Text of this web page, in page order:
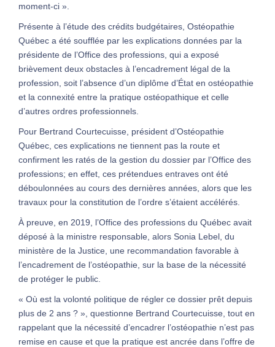
moment-ci ».
Présente à l’étude des crédits budgétaires, Ostéopathie
Québec a été soufflée par les explications données par la
présidente de l’Office des professions, qui a exposé
brièvement deux obstacles à l’encadrement légal de la
profession, soit l’absence d’un diplôme d’État en ostéopathie
et la connexité entre la pratique ostéopathique et celle
d’autres ordres professionnels.
Pour Bertrand Courtecuisse, président d’Ostéopathie
Québec, ces explications ne tiennent pas la route et
confirment les ratés de la gestion du dossier par l’Office des
professions; en effet, ces prétendues entraves ont été
déboulonnées au cours des dernières années, alors que les
travaux pour la constitution de l’ordre s’étaient accélérés.
À preuve, en 2019, l’Office des professions du Québec avait
déposé à la ministre responsable, alors Sonia Lebel, du
ministère de la Justice, une recommandation favorable à
l’encadrement de l’ostéopathie, sur la base de la nécessité
de protéger le public.
« Où est la volonté politique de régler ce dossier prêt depuis
plus de 2 ans ? », questionne Bertrand Courtecuisse, tout en
rappelant que la nécessité d’encadrer l’ostéopathie n’est pas
remise en cause et que la pratique est ancrée dans l’offre de